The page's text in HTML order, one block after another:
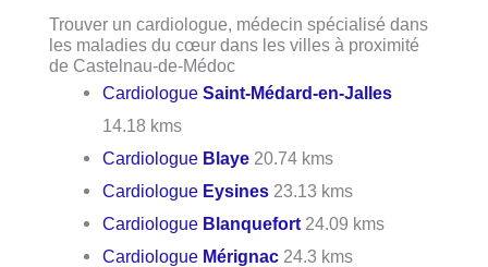
Trouver un cardiologue, médecin spécialisé dans
les maladies du cœur dans les villes à proximité
de Castelnau-de-Médoc
CardiologueSaint-Médard-en-Jalles
14.18 kms
Cardiologue Blaye 20.74 kms
Cardiologue Eysines 23.13 kms
Cardiologue Blanquefort 24.09 kms
Cardiologue Mérignac 24.3 kms